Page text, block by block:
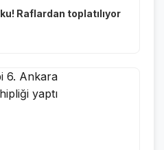
Raflardan toplatılıyor